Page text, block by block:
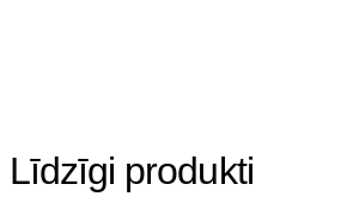
Līdzīgi produkti